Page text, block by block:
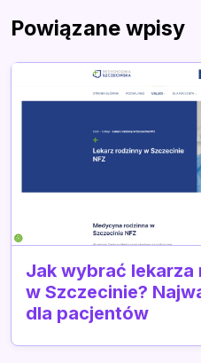
Powiązane wpisy
Jak wybrać lekarza
w Szczecinie?
dla pacjentów